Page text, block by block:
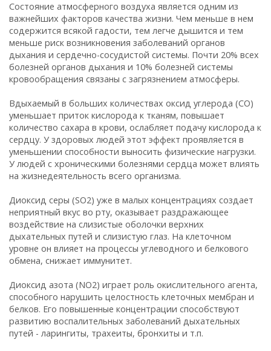
Состояние атмосферного воздуха является одним из
важнейших факторов качества жизни. Чем меньше в нем
содержится всякой гадости, тем легче дышится и тем
меньше риск возникновения заболеваний органов
дыхания и сердечно-сосудистой системы. Почти 20% всех
болезней органов дыхания и 10% болезней системы
кровообращения связаны с загрязнением атмосферы.
Вдыхаемый в больших количествах оксид углерода (СО)
уменьшает приток кислорода к тканям, повышает
количество сахара в крови, ослабляет подачу кислорода к
сердцу. У здоровых людей этот эффект проявляется в
уменьшении способности выносить физические нагрузки.
У людей с хроническими болезнями сердца может влиять
на жизнедеятельность всего организма.
Диоксид серы (SO2) уже в малых концентрациях создает
неприятный вкус во рту, оказывает раздражающее
воздействие на слизистые оболочки верхних
дыхательных путей и слизистую глаз. На клеточном
уровне он влияет на процессы углеводного и белкового
обмена, снижает иммунитет.
Диоксид азота (NO2) играет роль окислительного агента,
способного нарушить целостность клеточных мембран и
белков. Его повышенные концентрации способствуют
развитию воспалительных заболеваний дыхательных
путей - ларингиты, трахеиты, бронхиты и т.п.